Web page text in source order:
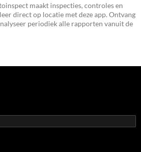
maakt inspecties, controles en
direct op locatie met deze app. Ontvang
periodiek alle rapporten vanuit de